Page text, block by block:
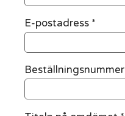
E-postadress *
Beställningsnummer